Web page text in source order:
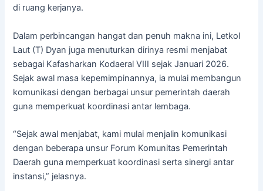
di ruang kerjanya.
Dalam perbincangan hangat dan penuh makna ini, Letkol
Laut (T) Dyan juga menuturkan dirinya resmi menjabat
sebagai Kafasharkan Kodaeral VIII sejak Januari 2026.
Sejak awal masa kepemimpinannya, ia mulai membangun
komunikasi dengan berbagai unsur pemerintah daerah
guna memperkuat koordinasi antar lembaga.
“Sejak awal menjabat, kami mulai menjalin komunikasi
dengan beberapa unsur Forum Komunitas Pemerintah
Daerah guna memperkuat koordinasi serta sinergi antar
instansi,” jelasnya.